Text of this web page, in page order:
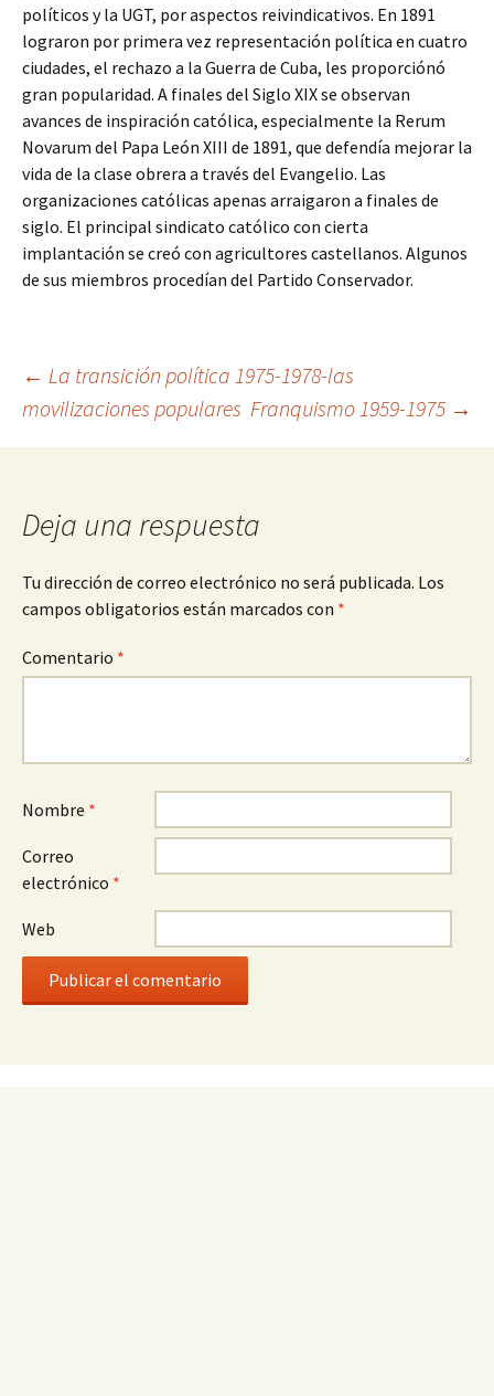
políticos y la UGT, por aspectos reivindicativos. En 1891
lograron por primera vez representación política en cuatro
ciudades, el rechazo a la Guerra de Cuba, les proporciónó
gran popularidad. A finales del Siglo XIX se observan
avances de inspiración católica, especialmente la Rerum
Novarum del Papa León XIII de 1891, que defendía mejorar la
vida de la clase obrera a través del Evangelio. Las
organizaciones católicas apenas arraigaron a finales de
siglo. El principal sindicato católico con cierta
implantación se creó con agricultores castellanos. Algunos
de sus miembros procedían del Partido Conservador.
Navegación
de
entradas
← La transición política 1975-1978-las
movilizaciones populares Franquismo 1959-1975 →
Deja una respuesta
Tu dirección de correo electrónico no será publicada. Los
campos obligatorios están marcados con *
Comentario *
Nombre *
Correo
electrónico *
Web